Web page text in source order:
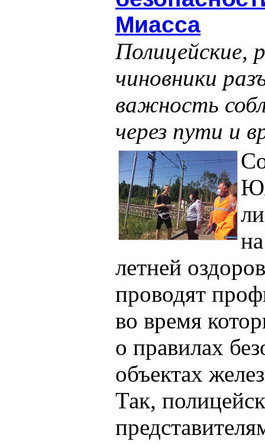
Миасса
чиновники
важность
через пути и
летней
проводят
во время
о правилах
объектах
Так,